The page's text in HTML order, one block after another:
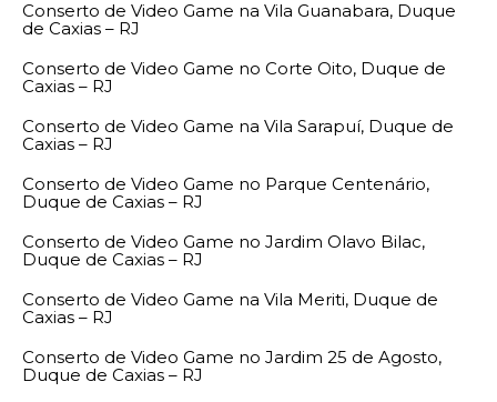
Conserto de Video Game na Vila Guanabara, Duque
de Caxias – RJ
Conserto de Video Game no Corte Oito, Duque de
Caxias – RJ
Conserto de Video Game na Vila Sarapuí, Duque de
Caxias – RJ
Conserto de Video Game no Parque Centenário,
Duque de Caxias – RJ
Conserto de Video Game no Jardim Olavo Bilac,
Duque de Caxias – RJ
Conserto de Video Game na Vila Meriti, Duque de
Caxias – RJ
Conserto de Video Game no Jardim 25 de Agosto,
Duque de Caxias – RJ